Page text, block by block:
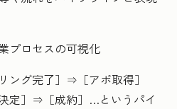
ング完了］⇒［アポ取得］
定］⇒［成約］…というパイ